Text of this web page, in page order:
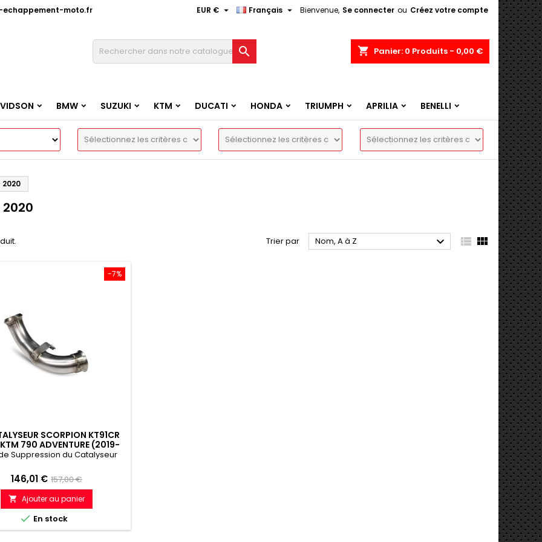
echappement-moto.fr Bienvenue, Se connecter ou Créez votre compte
Français 
EUR € 
 shopping_cart Panier: 0 Produits - 0,00 €
BMW SUZUKI KTM DUCATI HONDA TRIUMPH APRILIA BENELLI
2020
2020
Trier par Nom, A à Z   
-7%
SCORPION KT91CR
790 ADVENTURE (2019-
TUBE DE SUPPRESSION DU
Suppression du Catalyseur
Prix
146,01 € Prix
de
référence
157,00 €
 Ajouter au panier
 En stock